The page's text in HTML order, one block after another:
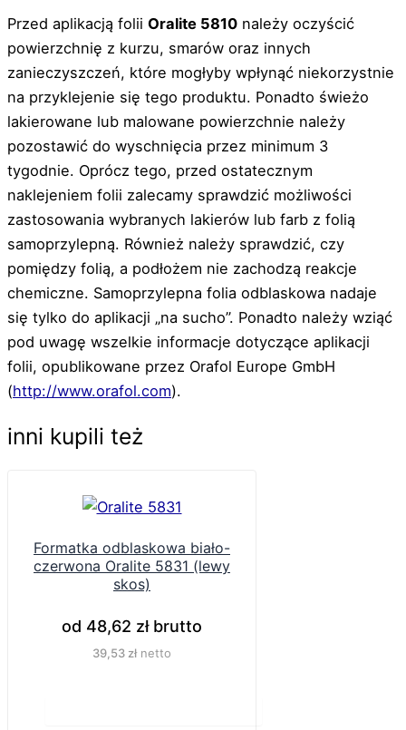
Przed aplikacją folii Oralite 5810 należy oczyścić
powierzchnię z kurzu, smarów oraz innych
zanieczyszczeń, które mogłyby wpłynąć niekorzystnie
na przyklejenie się tego produktu. Ponadto świeżo
lakierowane lub malowane powierzchnie należy
pozostawić do wyschnięcia przez minimum 3
tygodnie. Oprócz tego, przed ostatecznym
naklejeniem folii zalecamy sprawdzić możliwości
zastosowania wybranych lakierów lub farb z folią
samoprzylepną. Również należy sprawdzić, czy
pomiędzy folią, a podłożem nie zachodzą reakcje
chemiczne. Samoprzylepna folia odblaskowa nadaje
się tylko do aplikacji „na sucho”. Ponadto należy wziąć
pod uwagę wszelkie informacje dotyczące aplikacji
folii, opublikowane przez Orafol Europe GmbH
(http://www.orafol.com).
inni kupili też
Formatka odblaskowa biało-
czerwona Oralite 5831 (lewy
skos)
od 48,62 złbrutto
39,53 złnetto